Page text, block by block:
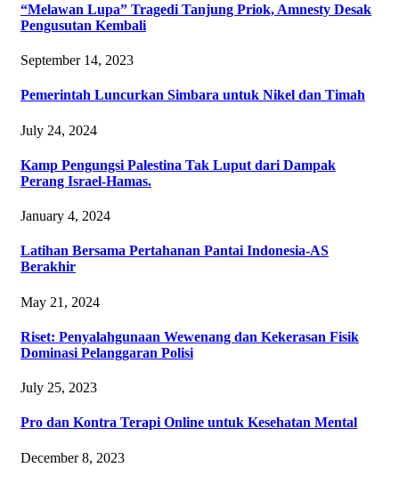
“Melawan Lupa” Tragedi Tanjung Priok, Amnesty Desak
Pengusutan Kembali
September 14, 2023
Pemerintah Luncurkan Simbara untuk Nikel dan Timah
July 24, 2024
Kamp Pengungsi Palestina Tak Luput dari Dampak
Perang Israel-Hamas.
January 4, 2024
Latihan Bersama Pertahanan Pantai Indonesia-AS
Berakhir
May 21, 2024
Riset: Penyalahgunaan Wewenang dan Kekerasan Fisik
Dominasi Pelanggaran Polisi
July 25, 2023
Pro dan Kontra Terapi Online untuk Kesehatan Mental
December 8, 2023